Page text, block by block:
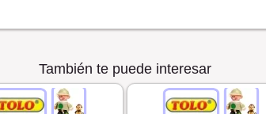
También te puede interesar